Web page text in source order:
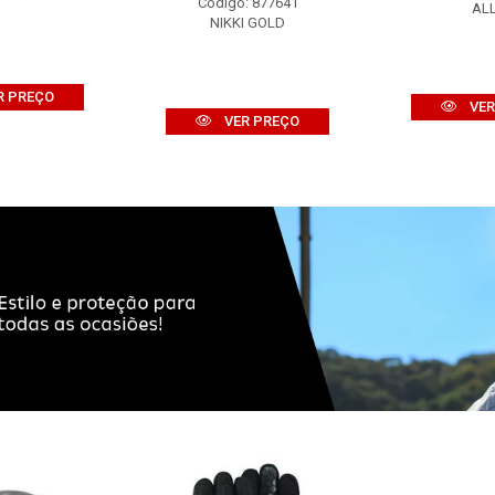
PREÇO
NIKKI GOLD
VER PREÇO